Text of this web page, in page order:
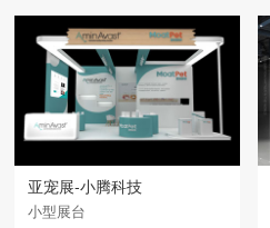
亚宠展-小腾科技
小型展台